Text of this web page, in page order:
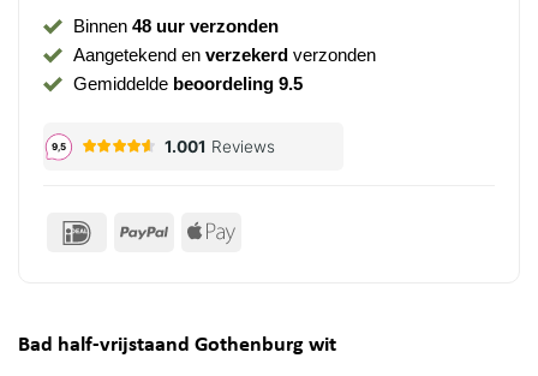
Binnen 48 uur verzonden
Aangetekend en verzekerdverzonden
Gemiddelde beoordeling 9.5
IDeal PayPal Apple
Bad half-vrijstaand Gothenburg wit